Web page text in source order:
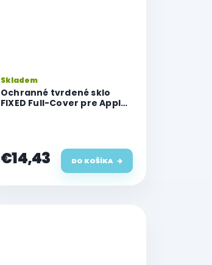
Ochranné tvrdené sklo
FIXED Full-Cover pre Apple
Skladem
€14,43 DO KOŠÍKA